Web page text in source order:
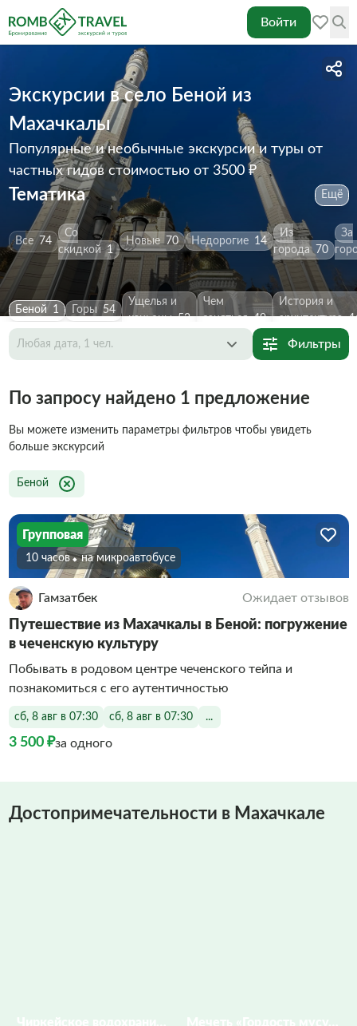
Войти
Экскурсии в село Беной из
Махачкалы
Популярные и необычные экскурсии и туры от
частных гидов стоимостью от 3500 ₽
Тематика Ещё
Все 74
Со
скидкой 1
Новые 70 Недорогие 14
Из
города
70
За
Беной 1 Горы 54
Ущелья и
каньоны 52
Чем
заняться 49
История и
архитектура
Любая дата, 1 чел. Фильтры
По запросу найдено 1 предложение
Вы можете изменить параметры фильтров чтобы увидеть
больше экскурсий
Беной
Групповая
10 часов На микроавтобусе
Гамзатбек Ожидает отзывов
Путешествие из Махачкалы в Беной: погружение
в чеченскую культуру
Побывать в родовом центре чеченского тейпа и
познакомиться с его аутентичностью
сб, 8 авг в 07:30 сб, 8 авг в 07:30 ...
3 500 ₽за одного
Достопримечательности в Махачкале